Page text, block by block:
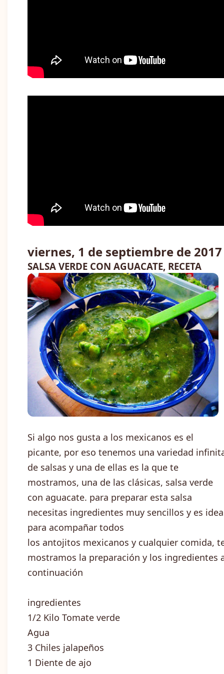
viernes, 1 de septiembre de 2017
SALSA VERDE CON AGUACATE, RECETA
Si algo nos gusta a los mexicanos es el
picante, por eso tenemos una variedad
de salsas y una de ellas es la que te
mostramos, una de las clásicas, salsa verde
con aguacate. para preparar esta salsa
necesitas ingredientes muy sencillos y es
para acompañar todos
los antojitos mexicanos y cualquier comida,
mostramos la preparación y los ingredientes
continuación
ingredientes
1/2 Kilo Tomate verde
Agua
3 Chiles jalapeños
1 Diente de ajo